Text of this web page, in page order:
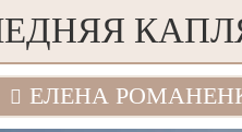
ЕЛЕНА